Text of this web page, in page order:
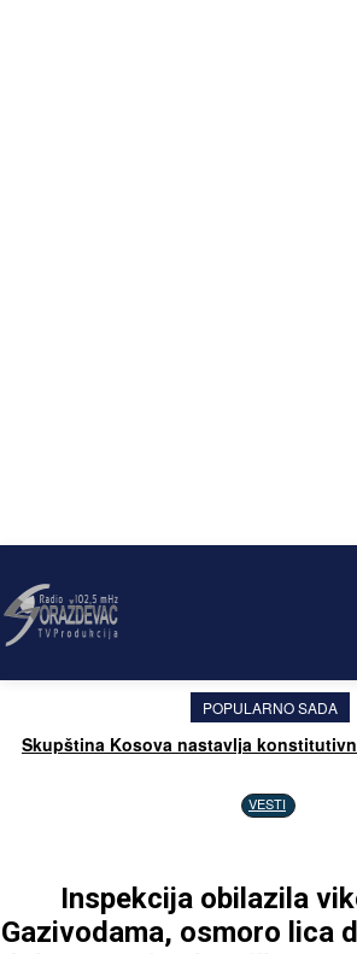
POPULARNO SADA
Skupština Kosova nastavlja
VESTI
Inspekcija obilazila
Gazivodama, osmoro lica